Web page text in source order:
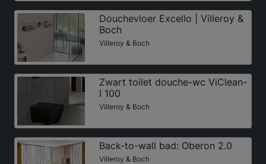
Douchevloer Excello | Villeroy &
Boch
Villeroy & Boch
Zwart toilet douche-wc ViClean-
I 100
Villeroy & Boch
Back-to-wall bad: Oberon 2.0
Villeroy & Boch